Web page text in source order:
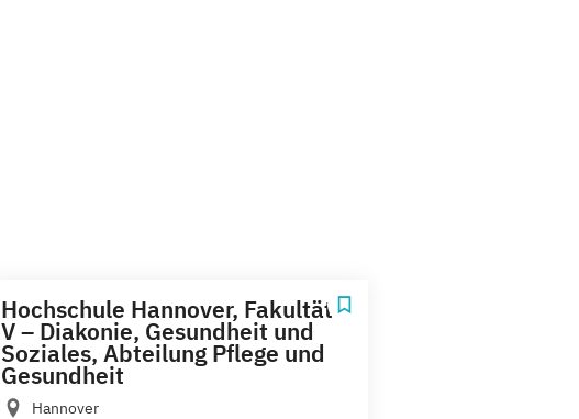
Hochschule Hannover, Fakultät
V – Diakonie, Gesundheit und
Soziales, Abteilung Pflege und
Gesundheit
Hannover